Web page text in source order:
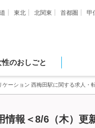
東北 北関東 首都圏 甲
性のおしごと
ケーション 西梅田駅に関する求人・
情報＜8/6（木）更